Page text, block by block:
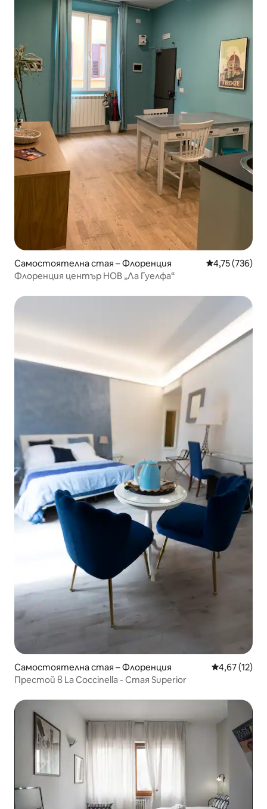
Самостоятелна стая – Флоренция Средна
4,75 (736)
Флоренция център НОВ „Ла Гуелфа“
Самостоятелна стая – Флоренция Средна
4,67 (12)
Престой в La Coccinella - Стая Superior